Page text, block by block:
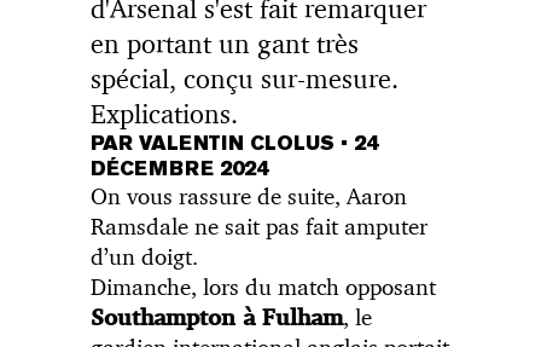
d'Arsenal s'est fait remarquer
en portant un gant très
spécial, conçu sur-mesure.
Explications.
PAR VALENTIN CLOLUS • 24
DÉCEMBRE 2024
On vous rassure de suite, Aaron
Ramsdale ne sait pas fait amputer
d’un doigt.
Dimanche, lors du match opposant
Southampton à Fulham, le